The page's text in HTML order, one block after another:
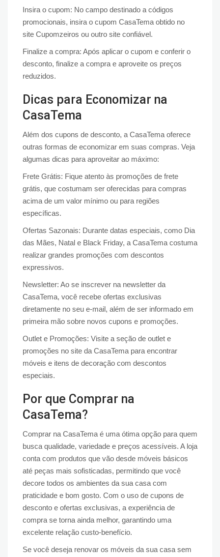
Insira o cupom: No campo destinado a códigos
promocionais, insira o cupom CasaTema obtido no
site Cupomzeiros ou outro site confiável.
Finalize a compra: Após aplicar o cupom e conferir o
desconto, finalize a compra e aproveite os preços
reduzidos.
Dicas para Economizar na
CasaTema
Além dos cupons de desconto, a CasaTema oferece
outras formas de economizar em suas compras. Veja
algumas dicas para aproveitar ao máximo:
Frete Grátis: Fique atento às promoções de frete
grátis, que costumam ser oferecidas para compras
acima de um valor mínimo ou para regiões
específicas.
Ofertas Sazonais: Durante datas especiais, como Dia
das Mães, Natal e Black Friday, a CasaTema costuma
realizar grandes promoções com descontos
expressivos.
Newsletter: Ao se inscrever na newsletter da
CasaTema, você recebe ofertas exclusivas
diretamente no seu e-mail, além de ser informado em
primeira mão sobre novos cupons e promoções.
Outlet e Promoções: Visite a seção de outlet e
promoções no site da CasaTema para encontrar
móveis e itens de decoração com descontos
especiais.
Por que Comprar na
CasaTema?
Comprar na CasaTema é uma ótima opção para quem
busca qualidade, variedade e preços acessíveis. A loja
conta com produtos que vão desde móveis básicos
até peças mais sofisticadas, permitindo que você
decore todos os ambientes da sua casa com
praticidade e bom gosto. Com o uso de cupons de
desconto e ofertas exclusivas, a experiência de
compra se torna ainda melhor, garantindo uma
excelente relação custo-benefício.
Se você deseja renovar os móveis da sua casa sem